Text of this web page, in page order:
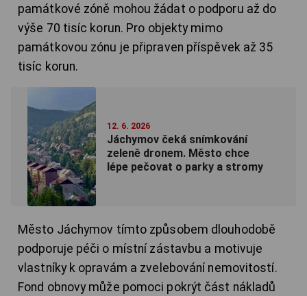
památkové zóně mohou žádat o podporu až do
výše 70 tisíc korun. Pro objekty mimo
památkovou zónu je připraven příspěvek až 35
tisíc korun.
12. 6. 2026
Jáchymov čeká snímkování
zeleně dronem. Město chce
lépe pečovat o parky a stromy
Město Jáchymov tímto způsobem dlouhodobě
podporuje péči o místní zástavbu a motivuje
vlastníky k opravám a zvelebování nemovitostí.
Fond obnovy může pomoci pokrýt část nákladů